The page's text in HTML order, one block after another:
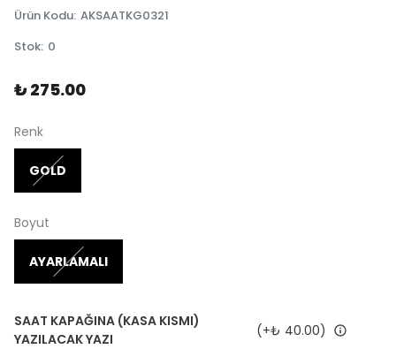
Ürün Kodu: AKSAATKG0321
Stok: 0
₺ 275.00
Renk
GOLD
Boyut
AYARLAMALI
SAAT KAPAĞINA (KASA KISMI)
YAZILACAK YAZI
(+₺ 40.00)